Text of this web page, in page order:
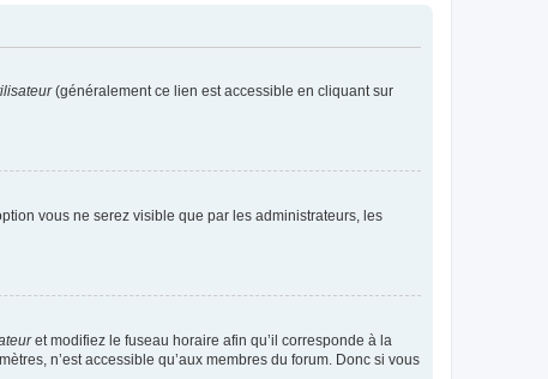
(généralement ce lien est accessible en cliquant sur
vous ne serez visible que par les administrateurs, les
et modifiez le fuseau horaire afin qu’il corresponde à la
n’est accessible qu’aux membres du forum. Donc si vous